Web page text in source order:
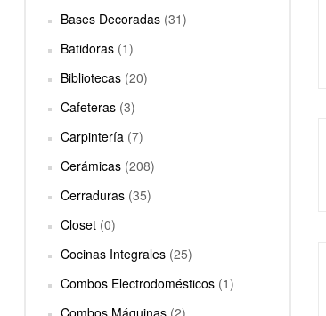
Bases Decoradas (31)
Batidoras (1)
Bibliotecas (20)
Cafeteras (3)
Carpintería (7)
Cerámicas (208)
Cerraduras (35)
Closet (0)
Cocinas Integrales (25)
Combos Electrodomésticos (1)